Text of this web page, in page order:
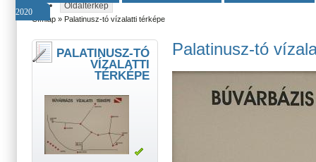
2020
Oldaltérkép
Címlap » Palatinusz-tó vízalatti térképe
Palatinusz-tó
PALATINUSZ-TÓ
VÍZALATTI
TÉRKÉPE